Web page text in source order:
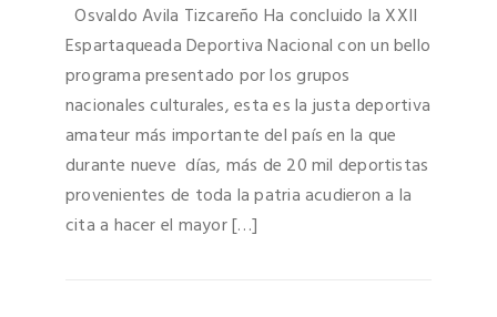
Osvaldo Avila Tizcareño Ha concluido la XXII
Espartaqueada Deportiva Nacional con un bello
programa presentado por los grupos
nacionales culturales, esta es la justa deportiva
amateur más importante del país en la que
durante nueve días, más de 20 mil deportistas
provenientes de toda la patria acudieron a la
cita a hacer el mayor […]